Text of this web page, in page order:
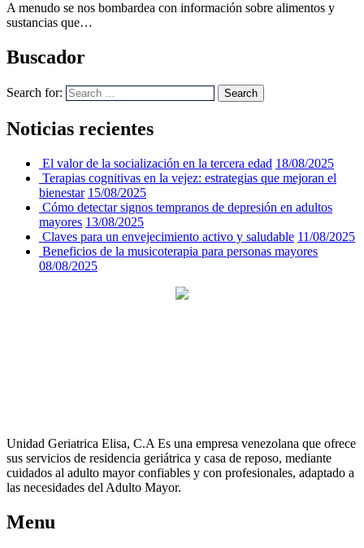
A menudo se nos bombardea con información sobre alimentos y
sustancias que…
Buscador
Search for: Search
Noticias recientes
El valor de la socialización en la tercera edad 18/08/2025
Terapias cognitivas en la vejez: estrategias que mejoran el
bienestar 15/08/2025
Cómo detectar signos tempranos de depresión en adultos
mayores 13/08/2025
Claves para un envejecimiento activo y saludable 11/08/2025
Beneficios de la musicoterapia para personas mayores
08/08/2025
Unidad Geriatrica Elisa, C.A Es una empresa venezolana que ofrece
sus servicios de residencia geriátrica y casa de reposo, mediante
cuidados al adulto mayor confiables y con profesionales, adaptado a
las necesidades del Adulto Mayor.
Menu